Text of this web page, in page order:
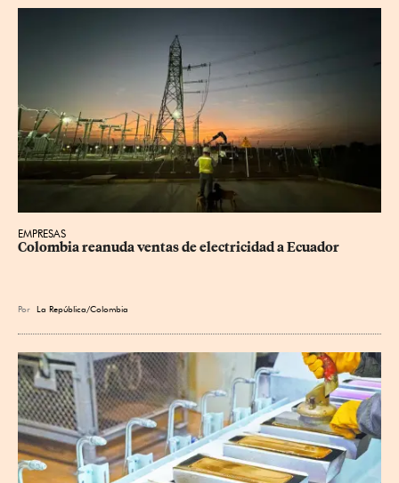
EMPRESAS
Colombia reanuda ventas de electricidad a Ecuador
Por La República/Colombia